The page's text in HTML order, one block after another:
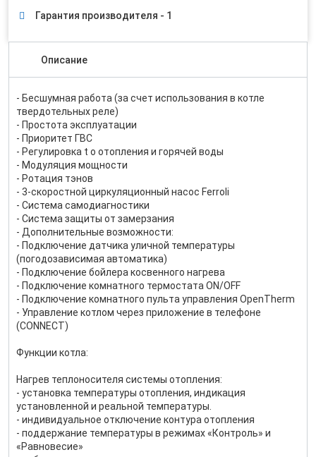
Гарантия производителя - 1
Описание
- Бесшумная работа (за счет использования в котле
твердотельных реле)
- Простота эксплуатации
- Приоритет ГВС
- Регулировка t o отопления и горячей воды
- Модуляция мощности
- Ротация тэнов
- 3-скоростной циркуляционный насос Ferroli
- Система самодиагностики
- Система защиты от замерзания
- Дополнительные возможности:
- Подключение датчика уличной температуры
(погодозависимая автоматика)
- Подключение бойлера косвенного нагрева
- Подключение комнатного термостата ON/OFF
- Подключение комнатного пульта управления OpenTherm
- Управление котлом через приложение в телефоне
(CONNECT)
Функции котла:
Нагрев теплоносителя системы отопления:
- установка температуры отопления, индикация
установленной и реальной температуры.
- индивидуальное отключение контура отопления
- поддержание температуры в режимах «Контроль» и
«Равновесие»